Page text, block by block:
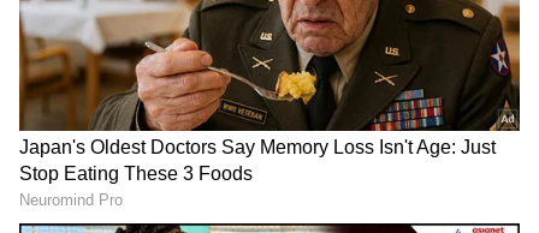
'SSLC ಮಾರ್ಕ್ಸ್‌ ಕಾರ್ಡ್‌ ಕೂಡ
ಕೊಡಬೇಕಾ...?' ಬೆಂಗಳೂರಿನಲ್ಲಿ
ಮನೆ ಓನರ್ ಪ್ರಶ್ನೆ ಕೇಳಿ
ಬಾಡಿಗೆದಾರ ಕಂಗಾಲು
ಬೆಂಗಳೂರಿನಿಂದ ಸಿಗಂದೂರು
ಚೌಡೇಶ್ವರಿ ದರ್ಶನಕ್ಕೆ ಹೊರಟಿದ್ದ
LATEST VIDEOS